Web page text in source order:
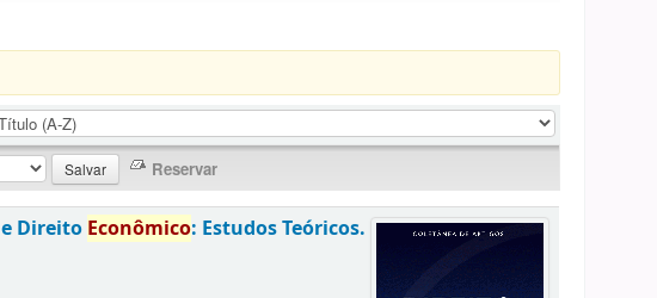
e Direito Econômico: Estudos Teóricos.